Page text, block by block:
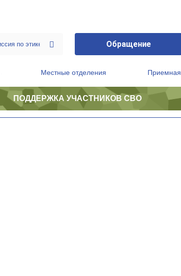
Обращение
Местные отделения Приемная
ПОДДЕРЖКА УЧАСТНИКОВ СВО